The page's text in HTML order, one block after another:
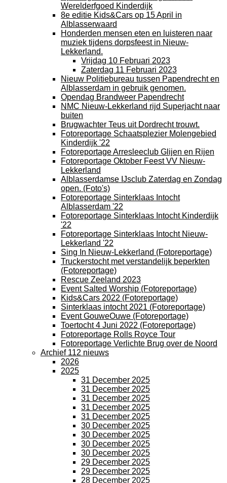
Werelderfgoed Kinderdijk
8e editie Kids&Cars op 15 April in
Alblasserwaard
Honderden mensen eten en luisteren naar
muziek tijdens dorpsfeest in Nieuw-
Lekkerland.
Vrijdag 10 Februari 2023
Zaterdag 11 Februari 2023
Nieuw Politiebureau tussen Papendrecht en
Alblasserdam in gebruik genomen.
Opendag Brandweer Papendrecht
NMC Nieuw-Lekkerland rijd Superjacht naar
buiten
Brugwachter Teus uit Dordrecht trouwt.
Fotoreportage Schaatsplezier Molengebied
Kinderdijk '22
Fotoreportage Arresleeclub Glijen en Rijen
Fotoreportage Oktober Feest VV Nieuw-
Lekkerland
Alblasserdamse IJsclub Zaterdag en Zondag
open. (Foto's)
Fotoreportage Sinterklaas Intocht
Alblasserdam '22
Fotoreportage Sinterklaas Intocht Kinderdijk
'22
Fotoreportage Sinterklaas Intocht Nieuw-
Lekkerland '22
Sing In Nieuw-Lekkerland (Fotoreportage)
Truckerstocht met verstandelijk beperkten
(Fotoreportage)
Rescue Zeeland 2023
Event Salted Worship (Fotoreportage)
Kids&Cars 2022 (Fotoreportage)
Sinterklaas intocht 2021 (Fotoreportage)
Event GouweOuwe (Fotoreportage)
Toertocht 4 Juni 2022 (Fotoreportage)
Fotoreportage Rolls Royce Tour
Fotoreportage Verlichte Brug over de Noord
Archief 112 nieuws
2026
2025
31 December 2025
31 December 2025
31 December 2025
31 December 2025
31 December 2025
30 December 2025
30 December 2025
30 December 2025
30 December 2025
29 December 2025
29 December 2025
28 December 2025